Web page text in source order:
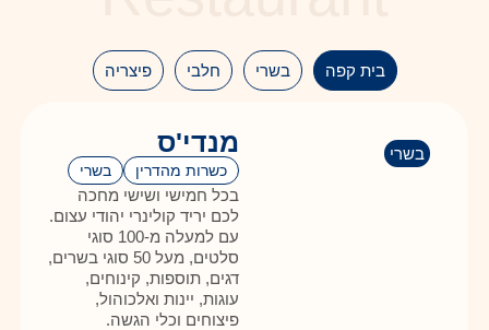
בית קפה בשרי חלבי פיצריה
בשרי מנדי'ס
כשרות מהדרין בשרי
בכל חמישי ושישי מחכה
לכם יריד קולינרי יהודי עצום.
עם למעלה מ-100 סוגי
סלטים, מעל 50 סוגי בשרים,
דגים, תוספות, קינוחים,
עוגות, יינות ואלכוהול,
פיצוחים וכלי הגשה.